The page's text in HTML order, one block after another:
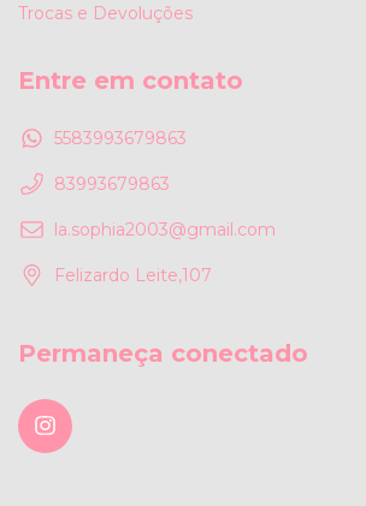
Trocas e Devoluções
Entre em contato
5583993679863
83993679863
la.sophia2003@gmail.com
Felizardo Leite,107
Permaneça conectado